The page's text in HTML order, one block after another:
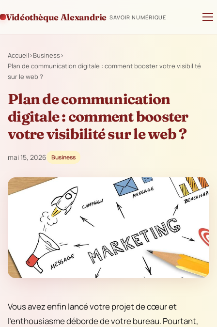
Vidéothèque Alexandrie SAVOIR NUMÉRIQUE
Accueil›Business›
Plan de communication digitale : comment booster votre visibilité
sur le web ?
Plan de communication
digitale : comment booster
votre visibilité sur le web ?
mai 15, 2026 Business
Vous avez enfin lancé votre projet de cœur et
l’enthousiasme déborde de votre bureau. Pourtant,